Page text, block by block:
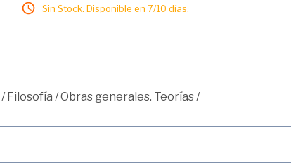
Sin Stock. Disponible en 7/10 días.
Filosofía /Obras generales. Teorías/